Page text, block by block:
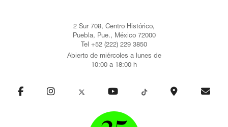
2 Sur 708, Centro Histórico,
Puebla, Pue., México 72000
Tel +52 (222) 229 3850
Abierto de miércoles a lunes de
10:00 a 18:00 h